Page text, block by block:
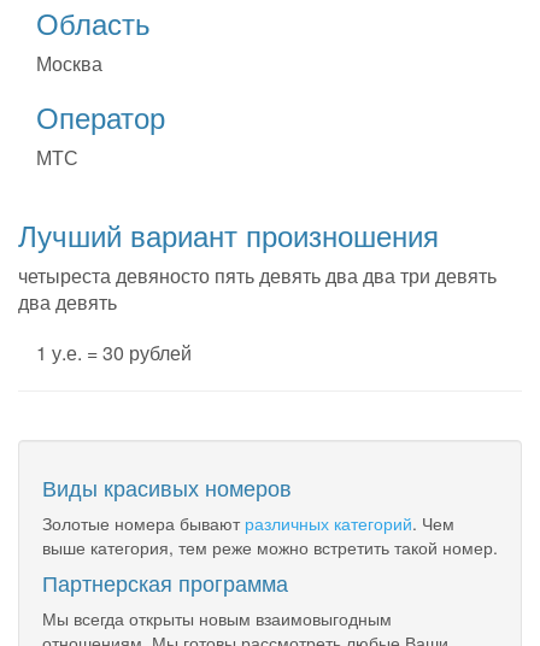
Область
Москва
Оператор
МТС
Лучший вариант произношения
четыреста девяносто пять девять два два три девять
два девять
1 у.е. = 30 рублей
Виды красивых номеров
Золотые номера бывают различных категорий. Чем
выше категория, тем реже можно встретить такой номер.
Партнерская программа
Мы всегда открыты новым взаимовыгодным